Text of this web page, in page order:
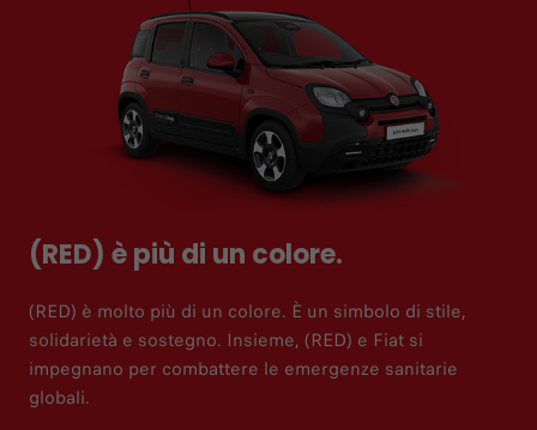
(RED) è più di un colore.
(RED) è molto più di un colore. È un simbolo di stile,
solidarietà e sostegno. Insieme, (RED) e Fiat si
impegnano per combattere le emergenze sanitarie
globali.